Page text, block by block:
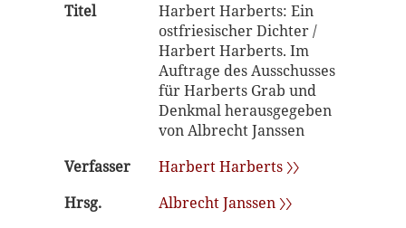
Titel
Harbert Harberts: Ein
ostfriesischer Dichter /
Harbert Harberts. Im
Auftrage des Ausschusses
für Harberts Grab und
Denkmal herausgegeben
von Albrecht Janssen
Verfasser
Harbert Harberts 〉〉
Hrsg.
Albrecht Janssen 〉〉